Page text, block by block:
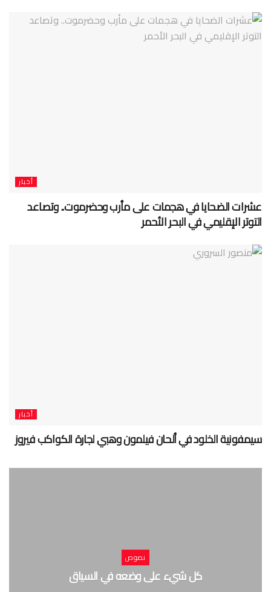
أخبار
عشرات الضحايا في هجمات على مأرب وحضرموت.. وتصاعد
التوتر الإقليمي في البحر الأحمر
أخبار
سيمفونية الخلود في ألحان فيلمون وهبي لجارة الكواكب فيروز
نصوص
كل شيء على وضعه في السياق